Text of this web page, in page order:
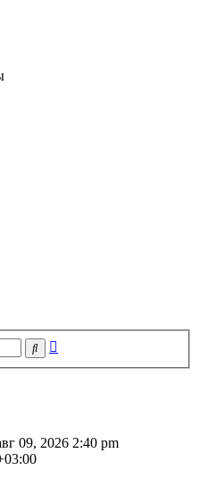
Поиск
09, 2026 2:40 pm